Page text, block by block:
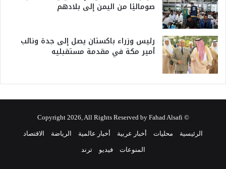
صوماليًا من اليمن إلى بلادهم
رئيس وزراء باكستان يصل إلى جدة ونائب
أمير مكة في مقدمة مستقبليه
© Copyright 2026, All Rights Reserved by Fahad Alsafi
الرئيسية محليات أخبار عربية أخبار عالمية الرياضة الاقتصاد
المنوعات فيديو ترند